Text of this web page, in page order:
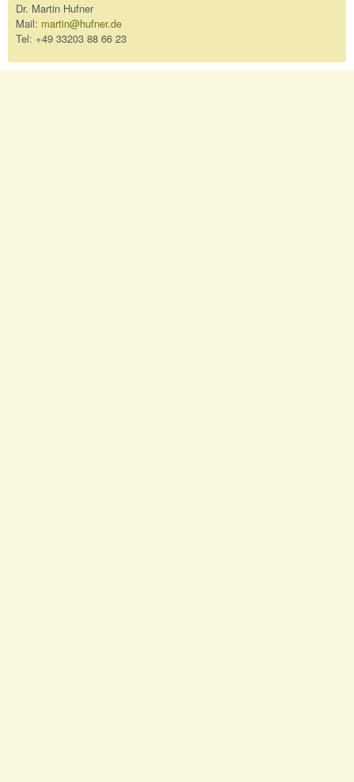
Dr. Martin Hufner
Mail: martin@hufner.de
Tel: +49 33203 88 66 23